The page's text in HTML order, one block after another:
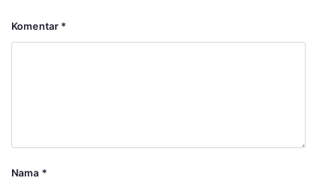
Komentar *
Nama *